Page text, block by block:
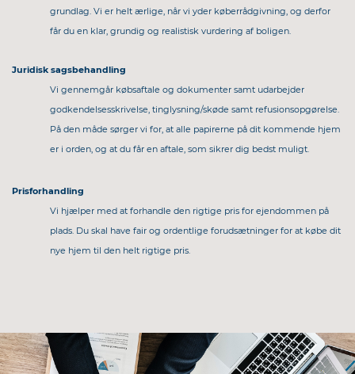
grundlag. Vi er helt ærlige, når vi yder køberrådgivning, og derfor
får du en klar, grundig og realistisk vurdering af boligen.
Juridisk sagsbehandling
Vi gennemgår købsaftale og dokumenter samt udarbejder
godkendelsesskrivelse, tinglysning/skøde samt refusionsopgørelse.
På den måde sørger vi for, at alle papirerne på dit kommende hjem
er i orden, og at du får en aftale, som sikrer dig bedst muligt.
Prisforhandling
Vi hjælper med at forhandle den rigtige pris for ejendommen på
plads. Du skal have fair og ordentlige forudsætninger for at købe dit
nye hjem til den helt rigtige pris.